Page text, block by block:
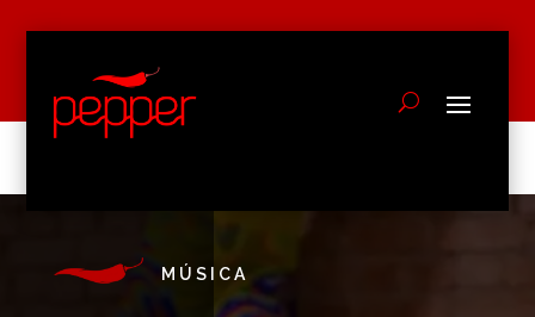
MÚSICA